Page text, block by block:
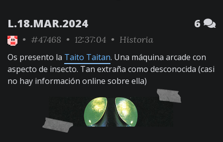
L.18.MAR.2024 6
• #47468 • 12:37:04 • Historia
Os presento la Taito Taitan. Una máquina arcade con
aspecto de insecto. Tan extraña como desconocida (casi
no hay información online sobre ella)